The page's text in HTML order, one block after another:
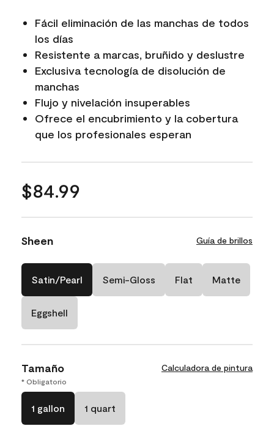
Fácil eliminación de las manchas de todos
los días
Resistente a marcas, bruñido y deslustre
Exclusiva tecnología de disolución de
manchas
Flujo y nivelación insuperables
Ofrece el encubrimiento y la cobertura
que los profesionales esperan
$84.99
Sheen Guía de brillos
Satin/Pearl Semi-Gloss Flat Matte
Eggshell
Tamaño Calculadora de pintura
* Obligatorio
1 gallon 1 quart